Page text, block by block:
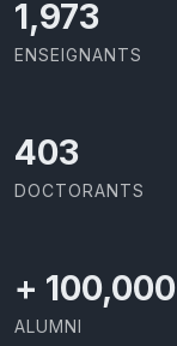
2,142
ENSEIGNANTS
437
DOCTORANTS
+ 100,000
ALUMNI